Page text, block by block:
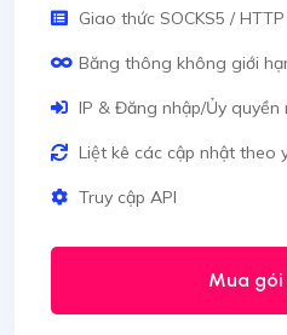
Giao thức SOCKS5 / HTTP
Băng thông không giới
IP & Đăng nhập/Ủy quyền
Liệt kê các cập nhật theo
Truy cập API
Mua gói